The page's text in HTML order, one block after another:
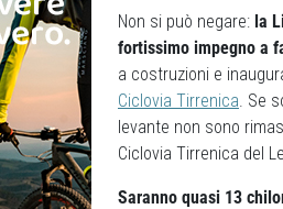
Non si può negare: la
fortissimo impegno a
a costruzioni e
Ciclovia Tirrenica. Se
levante non sono
Ciclovia Tirrenica del
Saranno quasi 13